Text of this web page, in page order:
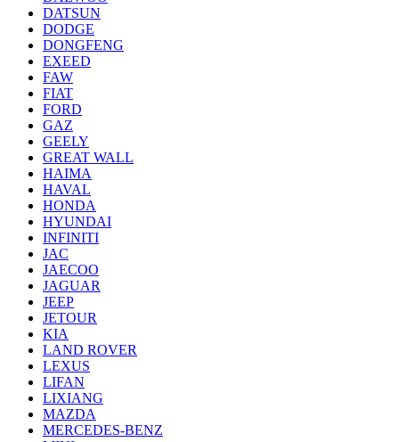
DATSUN
DODGE
DONGFENG
EXEED
FAW
FIAT
FORD
GAZ
GEELY
GREAT WALL
HAIMA
HAVAL
HONDA
HYUNDAI
INFINITI
JAC
JAECOO
JAGUAR
JEEP
JETOUR
KIA
LAND ROVER
LEXUS
LIFAN
LIXIANG
MAZDA
MERCEDES-BENZ